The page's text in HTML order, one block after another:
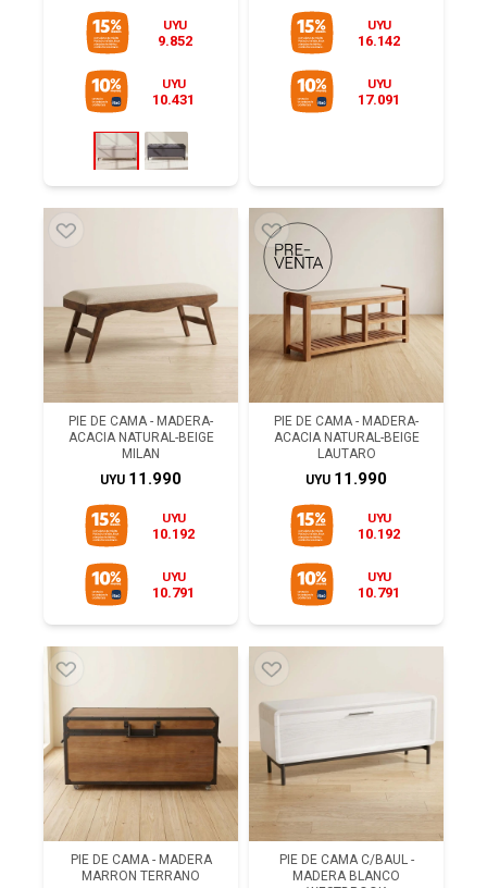
UYU
9.852
UYU
10.431
UYU
16.142
UYU
17.091
PIE DE CAMA - MADERA-
ACACIA NATURAL-BEIGE
MILAN
UYU 11.990
UYU
10.192
UYU
10.791
PIE DE CAMA - MADERA-
ACACIA NATURAL-BEIGE
LAUTARO
UYU 11.990
UYU
10.192
UYU
10.791
PIE DE CAMA - MADERA
MARRON TERRANO
PIE DE CAMA C/BAUL -
MADERA BLANCO